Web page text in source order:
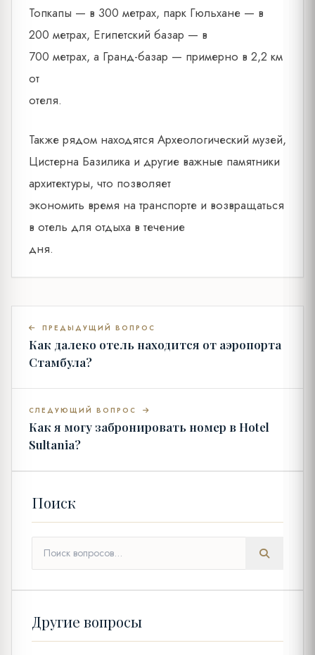
Топкапы — в 300 метрах, парк Гюльхане — в
200 метрах, Египетский базар — в
700 метрах, а Гранд-базар — примерно в 2,2 км
от
отеля.
Также рядом находятся Археологический музей,
Цистерна Базилика и другие важные памятники
архитектуры, что позволяет
экономить время на транспорте и возвращаться
в отель для отдыха в течение
дня.
ПРЕДЫДУЩИЙ ВОПРОС
Как далеко отель находится от аэропорта
Стамбула?
СЛЕДУЮЩИЙ ВОПРОС
Как я могу забронировать номер в Hotel
Sultania?
Поиск
Другие вопросы